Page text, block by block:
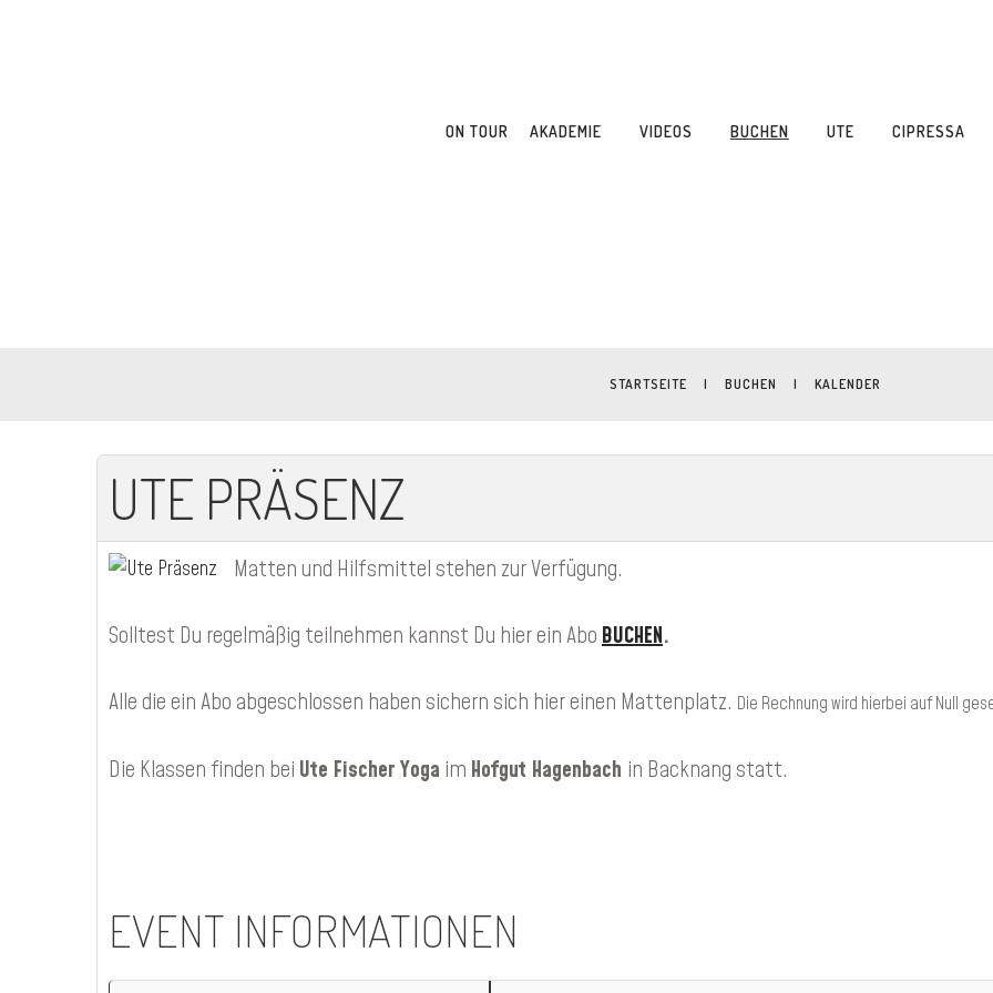
ON TOUR AKADEMIE VIDEOS BUCHEN UTE CIPRESSA
STARTSEITE | BUCHEN | KALENDER
UTE PRÄSENZ
Matten und Hilfsmittel stehen zur Verfügung.
Solltest Du regelmäßig teilnehmen kannst Du hier ein AboBUCHEN.
Alle die ein Abo abgeschlossen haben sichern sich hier einen Mattenplatz. Die Rechnung wird hierbei auf Null
Die Klassen finden bei Ute Fischer Yoga im Hofgut Hagenbach in Backnang statt.
EVENT INFORMATIONEN